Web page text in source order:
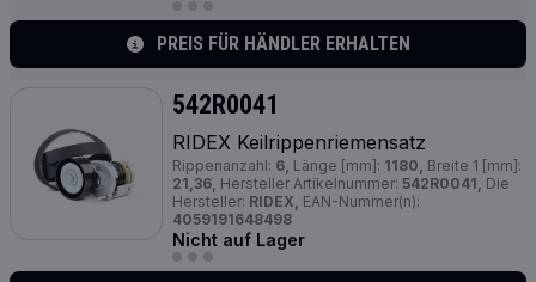
PREIS FÜR HÄNDLER ERHALTEN
542R0041
RIDEX Keilrippenriemensatz
Rippenanzahl: 6, Länge [mm]: 1180, Breite 1 [mm]:
21,36, Hersteller Artikelnummer: 542R0041, Die
Hersteller: RIDEX, EAN-Nummer(n):
4059191648498
Nicht auf Lager